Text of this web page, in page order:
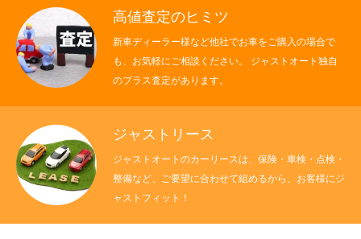
高値査定のヒミツ
新車ディーラー様など他社でお車をご購入の場合で
も、お気軽にご相談ください。 ジャストオート独自
のプラス査定があります。
ジャストリース
ジャストオートのカーリースは、保険・車検・点検・
整備など、ご要望に合わせて組めるから、お客様にジ
ャストフィット！